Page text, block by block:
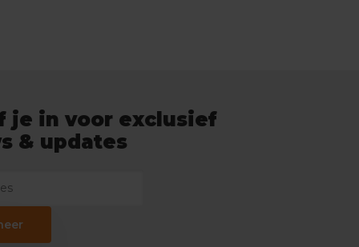
je in voor exclusief
& updates